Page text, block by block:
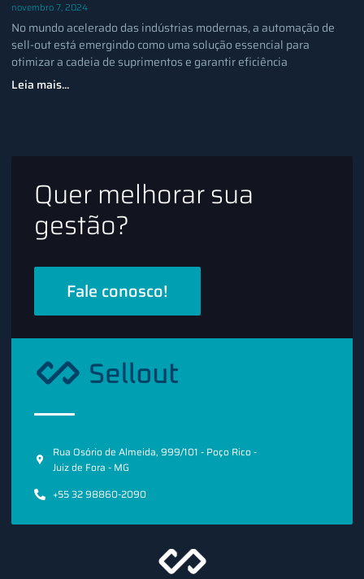
novembro 7, 2024
No mundo acelerado das indústrias modernas, a automação de
sell-out está emergindo como uma solução essencial para
otimizar a cadeia de suprimentos e garantir eficiência
Leia mais...
Quer melhorar sua
gestão?
Fale conosco!
Rua Osório de Almeida, 999/101 - Poço Rico -
Juiz de Fora - MG
+55 32 98860-2090